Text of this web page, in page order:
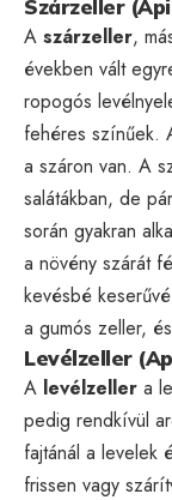
Szárzeller
A szárzeller,
években vált
ropogós
fehéres színűek.
a száron van. A
salátákban, de
során gyakran
a növény szárát
kevésbé
a gumós zeller,
Levélzeller
A levélzeller a
pedig rendkívül
fajtánál a levelek
frissen vagy